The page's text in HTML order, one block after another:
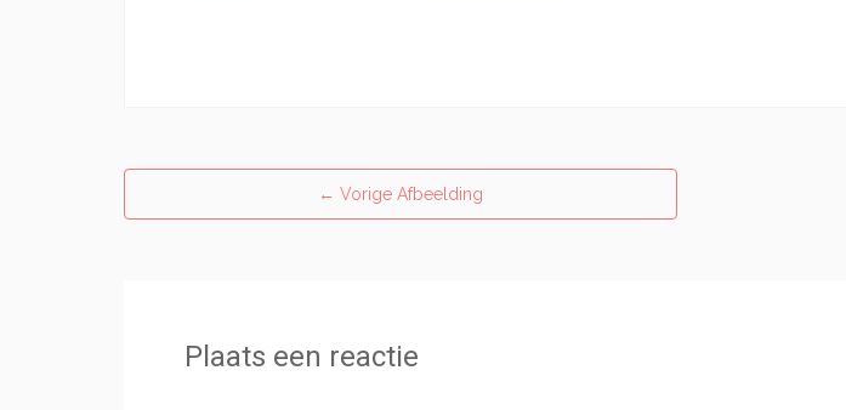
← Vorige Afbeelding
Plaats een reactie